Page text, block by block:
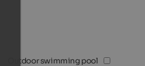
Outdoor swimming pool